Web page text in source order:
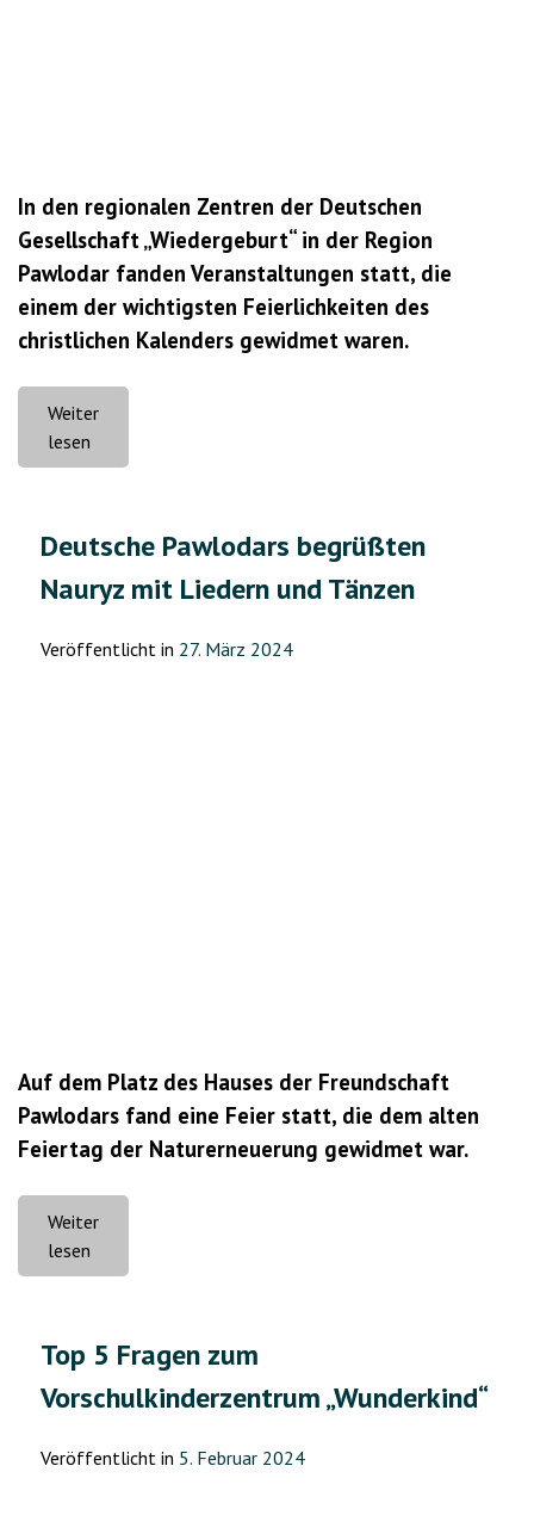
In den regionalen Zentren der Deutschen
Gesellschaft „Wiedergeburt“ in der Region
Pawlodar fanden Veranstaltungen statt, die
einem der wichtigsten Feierlichkeiten des
christlichen Kalenders gewidmet waren.
Weiter
lesen
der
feierten
Ostern“
Deutsche Pawlodars begrüßten
Nauryz mit Liedern und Tänzen
Veröffentlicht in 27. März 2024
Auf dem Platz des Hauses der Freundschaft
Pawlodars fand eine Feier statt, die dem alten
Feiertag der Naturerneuerung gewidmet war.
Weiter
lesen
Pawlodars
mit
Liedern
Tänzen“
Top 5 Fragen zum
Vorschulkinderzentrum „Wunderkind“
Veröffentlicht in 5. Februar 2024